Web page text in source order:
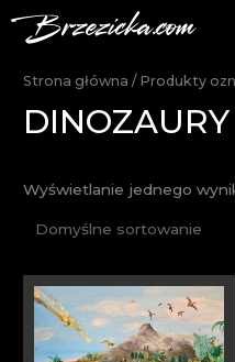
Przejdź
Strona główna / Produkty
DINOZAURY
Wyświetlanie jednego